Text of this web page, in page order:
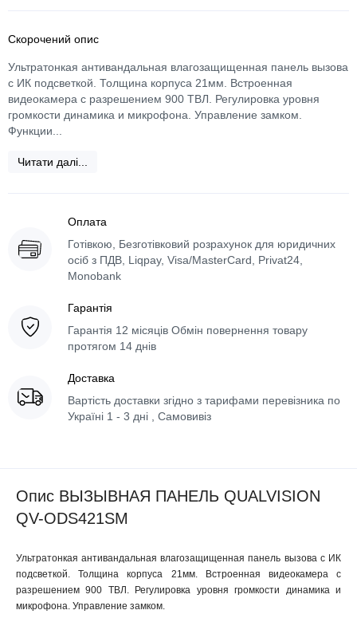
Скорочений опис
Ультратонкая антивандальная влагозащищенная панель вызова
с ИК подсветкой. Толщина корпуса 21мм. Встроенная
видеокамера с разрешением 900 ТВЛ. Регулировка уровня
громкости динамика и микрофона. Управление замком.
Функции...
Читати далі...
Оплата
Готівкою, Безготівковий розрахунок для юридичних
осіб з ПДВ, Liqpay, Visa/MasterCard, Privat24,
Monobank
Гарантія
Гарантія 12 місяців Обмін повернення товару
протягом 14 днів
Доставка
Вартість доставки згідно з тарифами перевізника по
Україні 1 - 3 дні , Самовивіз
Опис ВЫЗЫВНАЯ ПАНЕЛЬ QUALVISION
QV-ODS421SM
Ультратонкая антивандальная влагозащищенная панель вызова с ИК
подсветкой. Толщина корпуса 21мм. Встроенная видеокамера с
разрешением 900 ТВЛ. Регулировка уровня громкости динамика и
микрофона. Управление замком.